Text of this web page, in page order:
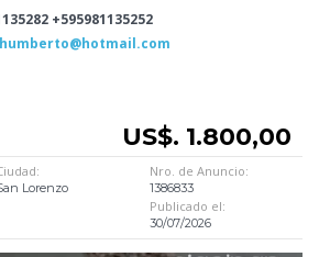
+595981135252
US$. 1.800,00
Lorenzo
Nro. de Anuncio:
1386833
Publicado el:
30/07/2026